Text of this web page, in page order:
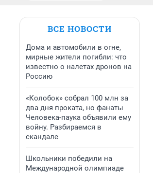
ВСЕ НОВОСТИ
Дома и автомобили в огне,
мирные жители погибли: что
известно о налетах дронов на
Россию
«Колобок» собрал 100 млн за
два дня проката, но фанаты
Человека-паука объявили ему
войну. Разбираемся в
скандале
Школьники победили на
Международной олимпиаде